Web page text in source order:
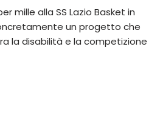
mille alla SS Lazio Basket in
un progetto che
la disabilità e la competizione